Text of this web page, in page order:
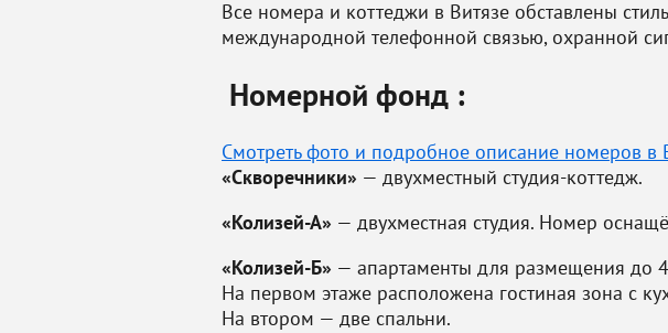
Все номера и коттеджи в Витязе обставлены
международной телефонной связью, охранной
Номерной фонд :
Смотреть фото и подробное описание номеров в
«Скворечники» — двухместный студия-коттедж.
«Колизей-А» — двухместная студия. Номер
«Колизей-Б» — апартаменты для размещения до
На первом этаже расположена гостиная зона с
На втором — две спальни.